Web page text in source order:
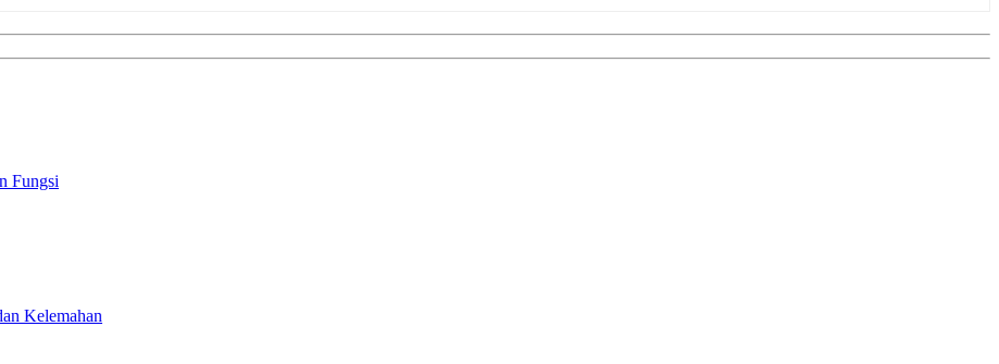
Fungsi
Kelemahan